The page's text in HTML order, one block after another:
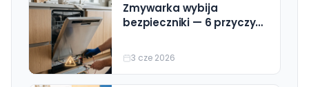
Zmywarka wybija
bezpieczniki — 6 przyczyn i
naprawy)
3 cze 2026